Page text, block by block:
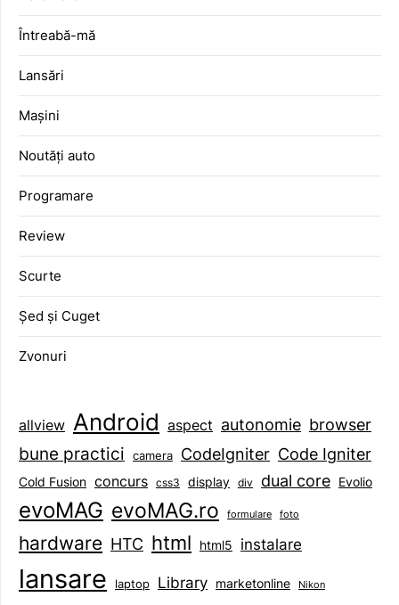
Întreabă-mă
Lansări
Mașini
Noutăți auto
Programare
Review
Scurte
Șed și Cuget
Zvonuri
allview Android aspect autonomie browser
bune practici camera CodeIgniter Code Igniter
Cold Fusion concurs css3 display div dual core Evolio
evoMAG evoMAG.ro formulare foto
hardware HTC html html5 instalare
lansare laptop Library marketonline Nikon